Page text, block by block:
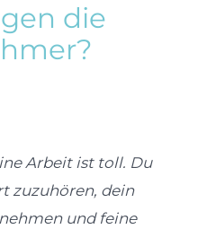
die
Arbeit ist toll. Du
zuzuhören, dein
und feine